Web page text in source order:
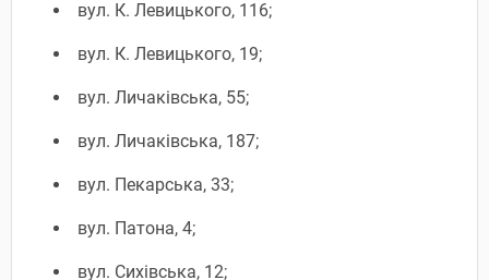
вул. К. Левицького, 116;
вул. К. Левицького, 19;
вул. Личаківська, 55;
вул. Личаківська, 187;
вул. Пекарська, 33;
вул. Патона, 4;
вул. Сихівська, 12;